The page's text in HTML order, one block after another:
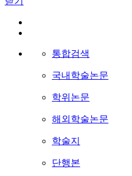
통합검색
국내학술논문
학위논문
해외학술논문
학술지
단행본